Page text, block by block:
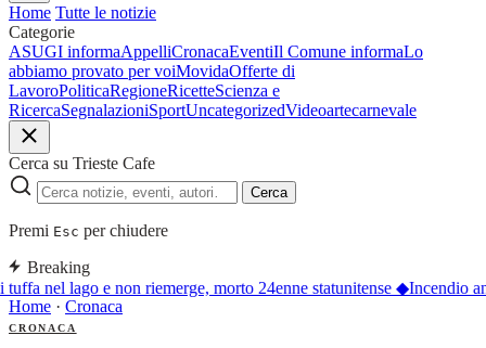
Home Tutte le notizie
Categorie
ASUGI informaAppelliCronacaEventiIl Comune informaLo
abbiamo provato per voiMovidaOfferte di
LavoroPoliticaRegioneRicetteScienza e
RicercaSegnalazioniSportUncategorizedVideoartecarnevale
Cerca su Trieste Cafe
Cerca
Premi Esc per chiudere
Breaking
tuffa nel lago e non riemerge, morto 24enne statunitense◆Incendio
Home · Cronaca
CRONACA